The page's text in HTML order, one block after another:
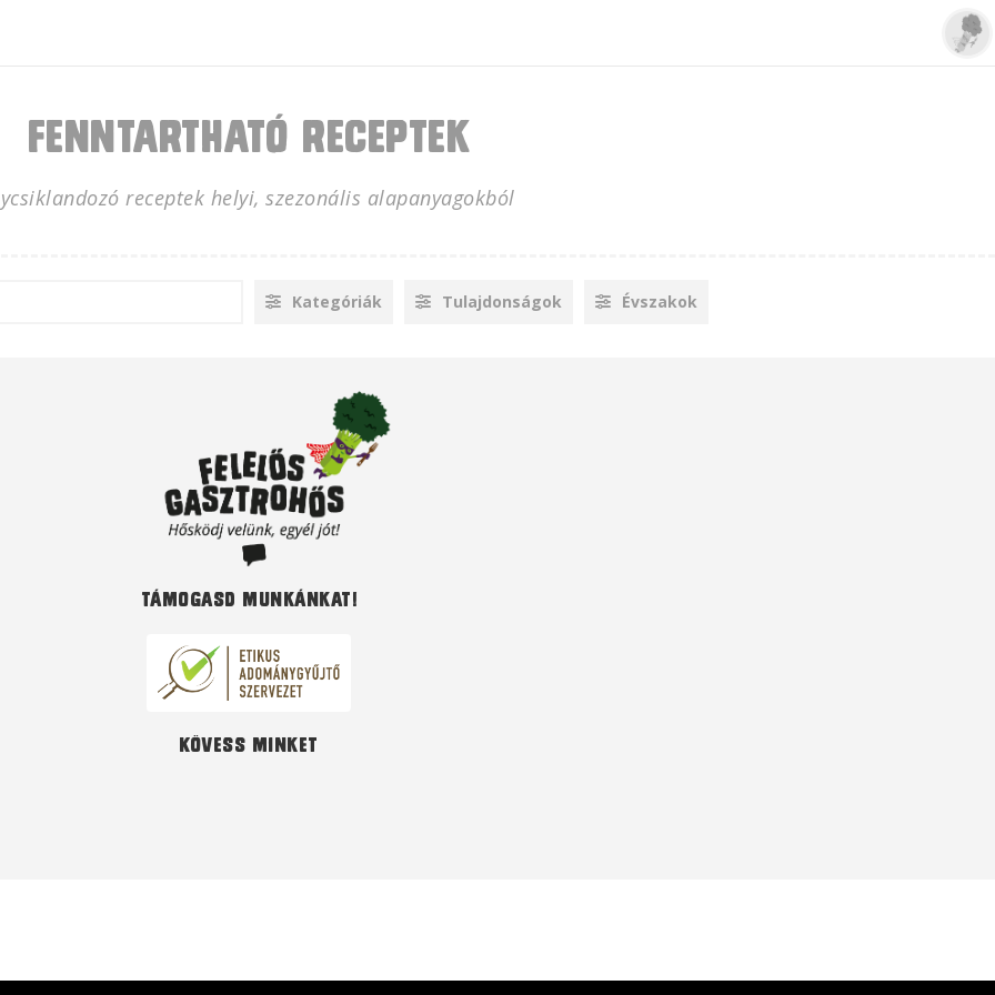
Fenntartható receptek
receptek helyi, szezonális alapanyagokból
Kategóriák Tulajdonságok Évszakok
Támogasd munkánkat!
Kövess minket